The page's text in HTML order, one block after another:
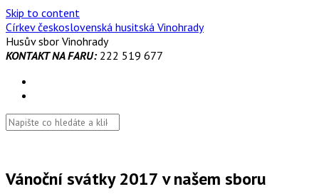
Skip to content
Církev československá husitská Vinohrady
Husův sbor Vinohrady
KONTAKT NA FARU:222 519 677
Vánoční svátky 2017 v našem sboru